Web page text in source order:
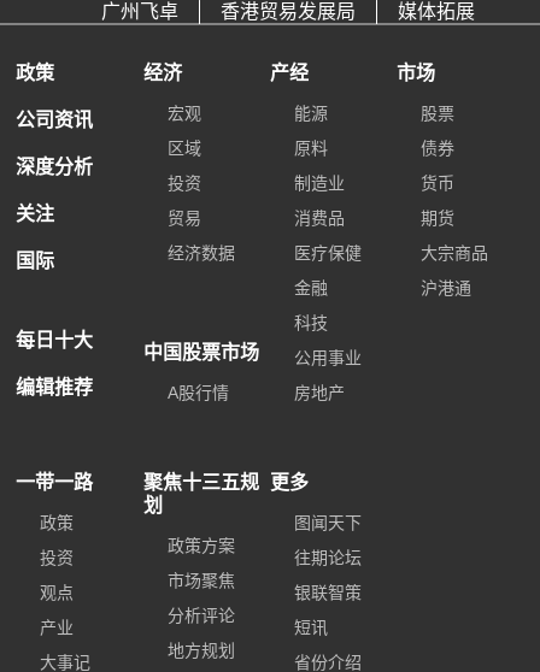
广州飞卓
香港贸易发展局 媒体拓展
政策
公司资讯
深度分析
关注
国际
每日十大
编辑推荐
经济
宏观
区域
投资
贸易
经济数据
中国股票市场
A股行情
产经
能源
原料
制造业
消费品
医疗保健
金融
科技
公用事业
房地产
市场
股票
债券
货币
期货
大宗商品
沪港通
一带一路
政策
投资
观点
产业
大事记
聚焦十三五规
划
政策方案
市场聚焦
分析评论
地方规划
更多
图闻天下
往期论坛
银联智策
短讯
省份介绍